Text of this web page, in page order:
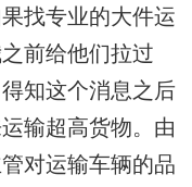
找专业的大件运
前给他们拉过
知这个消息之后
输超高货物。由
对运输车辆的品